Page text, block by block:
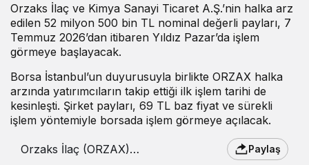
Orzaks İlaç ve Kimya Sanayi Ticaret A.Ş.’nin halka arz
edilen 52 milyon 500 bin TL nominal değerli payları, 7
Temmuz 2026’dan itibaren Yıldız Pazar’da işlem
görmeye başlayacak.
Borsa İstanbul’un duyurusuyla birlikte ORZAX halka
arzında yatırımcıların takip ettiği ilk işlem tarihi de
kesinleşti. Şirket payları, 69 TL baz fiyat ve sürekli
işlem yöntemiyle borsada işlem görmeye açılacak.
Orzaks İlaç (ORZAX)
Paylaş